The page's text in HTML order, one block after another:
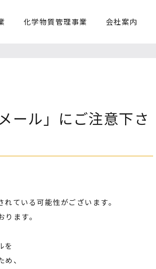
化学物質管理事業 会社案内
ール」にご注意下さ
ている可能性がございます。
ます。
を
、